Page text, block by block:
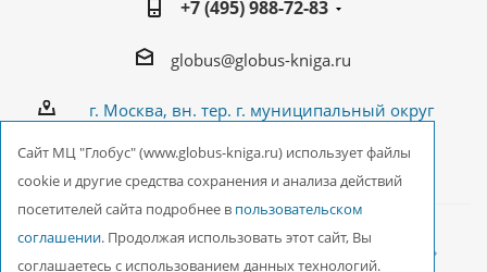
+7 (495) 988-72-83
globus@globus-kniga.ru
г. Москва, вн. тер. г. муниципальный округ
2026 © ООО Межрегиональный Центр «Глобус»
Cайт МЦ "Глобус" (www.globus-kniga.ru) использует файлы
cookie и другие средства сохранения и анализа действий
посетителей сайта подробнее в пользовательском
соглашении. Продолжая использовать этот сайт, Вы
соглашаетесь с использованием данных технологий.